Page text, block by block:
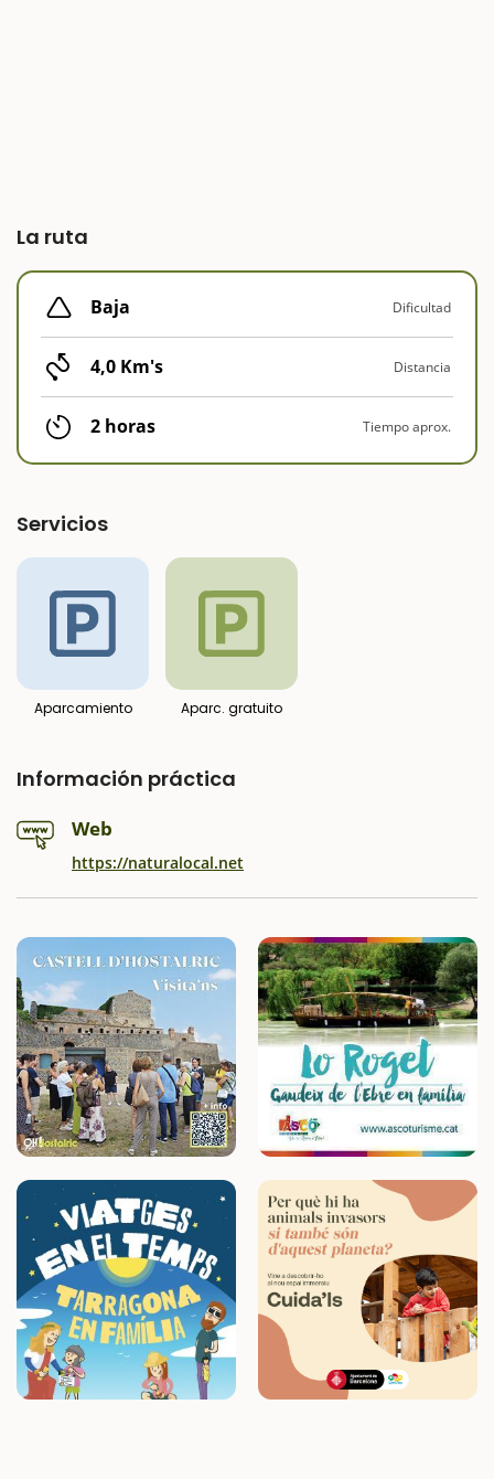
La ruta
Baja Dificultad
4,0 Km's Distancia
2 horas Tiempo aprox.
Servicios
Aparcamiento Aparc. gratuito
Información práctica
Web
https://naturalocal.net